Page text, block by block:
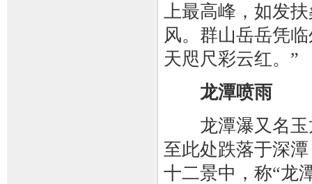
上最高峰，如发
风。群山岳岳凭
天咫尺彩云红。”
龙潭喷雨
龙潭瀑又名玉
至此处跌落于深
十二景中，称“龙